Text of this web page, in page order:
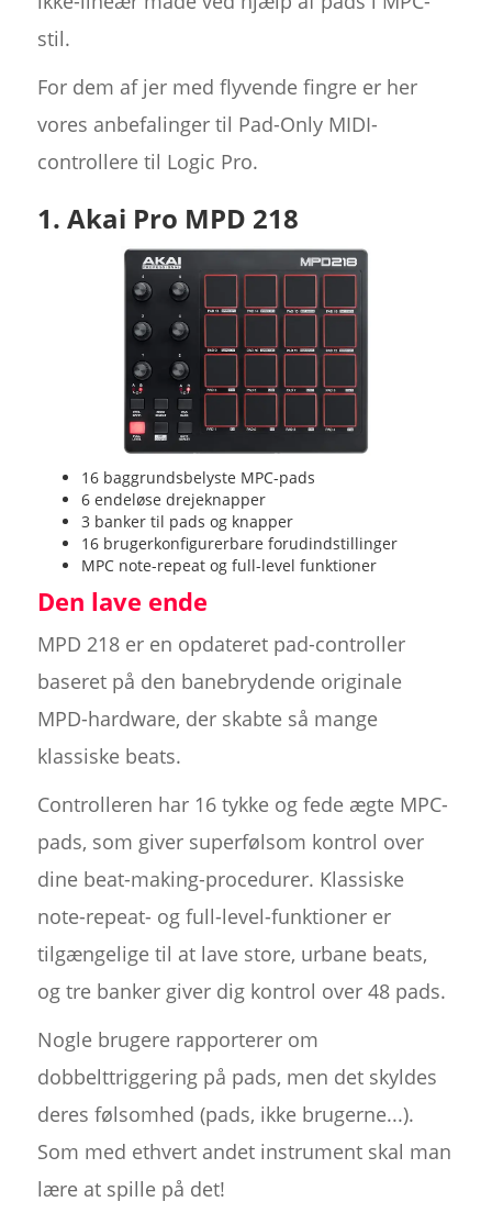
stil.
For dem af jer med flyvende fingre er her
vores anbefalinger til Pad-Only MIDI-
controllere til Logic Pro.
1. Akai Pro MPD 218
16 baggrundsbelyste MPC-pads
6 endeløse drejeknapper
3 banker til pads og knapper
16 brugerkonfigurerbare forudindstillinger
MPC note-repeat og full-level funktioner
Den lave ende
MPD 218 er en opdateret pad-controller
baseret på den banebrydende originale
MPD-hardware, der skabte så mange
klassiske beats.
Controlleren har 16 tykke og fede ægte MPC-
pads, som giver superfølsom kontrol over
dine beat-making-procedurer. Klassiske
note-repeat- og full-level-funktioner er
tilgængelige til at lave store, urbane beats,
og tre banker giver dig kontrol over 48 pads.
Nogle brugere rapporterer om
dobbelttriggering på pads, men det skyldes
deres følsomhed (pads, ikke brugerne...).
Som med ethvert andet instrument skal man
lære at spille på det!